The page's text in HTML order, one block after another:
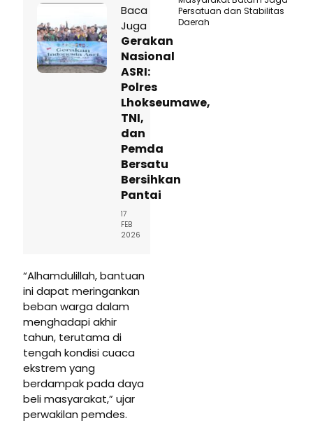
Baca
Juga
Gerakan
Nasional
ASRI:
Polres
Lhokseumawe,
TNI,
dan
Pemda
Bersatu
Bersihkan
Pantai
17
FEB
2026
“Alhamdulillah, bantuan
ini dapat meringankan
beban warga dalam
menghadapi akhir
tahun, terutama di
tengah kondisi cuaca
ekstrem yang
berdampak pada daya
beli masyarakat,” ujar
perwakilan pemdes.
Persatuan dan Stabilitas
Daerah